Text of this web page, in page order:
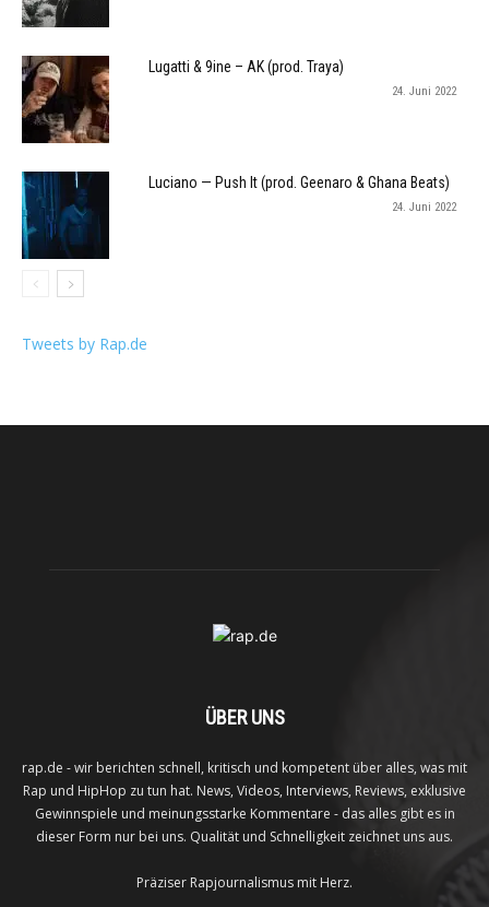
Lugatti & 9ine – AK (prod. Traya)
24. Juni 2022
Luciano — Push It (prod. Geenaro & Ghana Beats)
24. Juni 2022
Tweets by Rap.de
ÜBER UNS
rap.de - wir berichten schnell, kritisch und kompetent über alles, was mit
Rap und HipHop zu tun hat. News, Videos, Interviews, Reviews, exklusive
Gewinnspiele und meinungsstarke Kommentare - das alles gibt es in
dieser Form nur bei uns. Qualität und Schnelligkeit zeichnet uns aus.
Präziser Rapjournalismus mit Herz.